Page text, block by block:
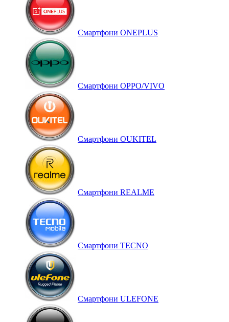
Смартфони ONEPLUS
Смартфони OPPO/VIVO
Смартфони OUKITEL
Смартфони REALME
Смартфони TECNO
Смартфони ULEFONE